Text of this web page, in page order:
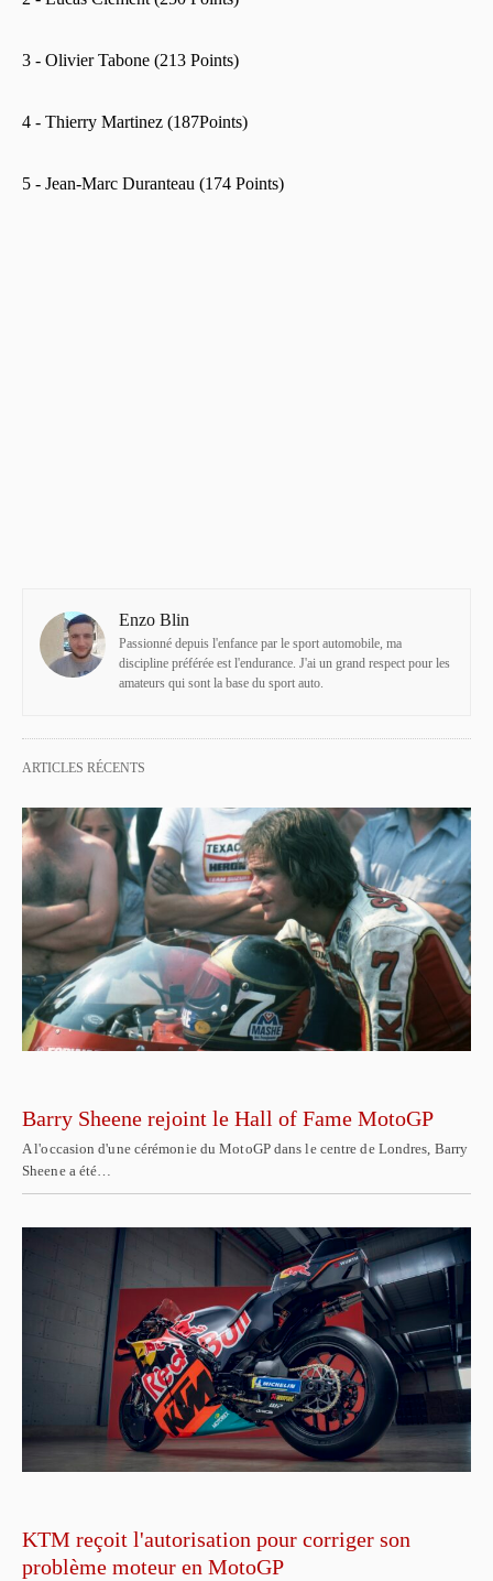
3 - Olivier Tabone (213 Points)
4 - Thierry Martinez (187Points)
5 - Jean-Marc Duranteau (174 Points)
Enzo Blin
Passionné depuis l'enfance par le sport automobile, ma
discipline préférée est l'endurance. J'ai un grand respect pour les
amateurs qui sont la base du sport auto.
ARTICLES RÉCENTS
Barry Sheene rejoint le Hall of Fame MotoGP
A l'occasion d'une cérémonie du MotoGP dans le centre de Londres, Barry
Sheene a été…
KTM reçoit l'autorisation pour corriger son
problème moteur en MotoGP